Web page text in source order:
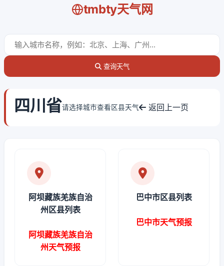
tmbty天气网
查询天气
四川省请选择城市查看区县天气 返回上一页
阿坝藏族羌族自治
州区县列表
阿坝藏族羌族自治
州天气预报
巴中市区县列表
巴中市天气预报